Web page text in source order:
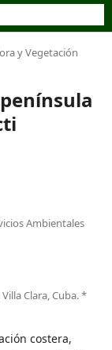
y Vegetación
Ambientales
Clara, Cuba. *
costera,